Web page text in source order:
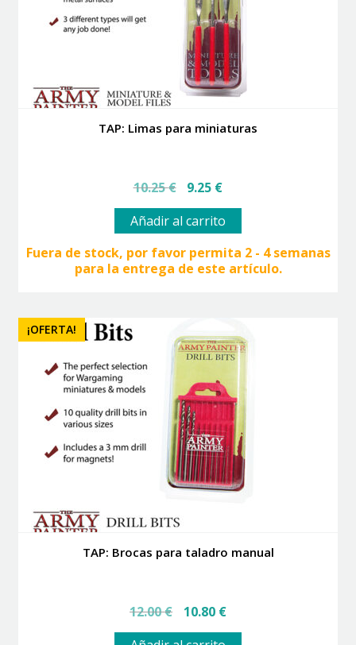
TAP: Limas para miniaturas
10.25€
El
original
era:
10.25 €.
9.25 €El
actual
es:
9.25 €.
Añadir al carrito
Fuera de stock, por favor permita 2 - 4 semanas
para la entrega de este artículo.
TAP: Brocas para taladro manual
¡OFERTA!
12.00€
El10.80 €El